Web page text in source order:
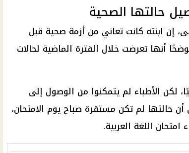
حالتها الصحية
إن ابنته كانت تعاني من أزمة صحية قبل
أنها تعرضت خلال الفترة الماضية لحالات
لكن الأطباء لم يتمكنوا من الوصول إلى
حالتها لم تكن مستقرة صباح يوم الامتحان،
اللغة العربية.